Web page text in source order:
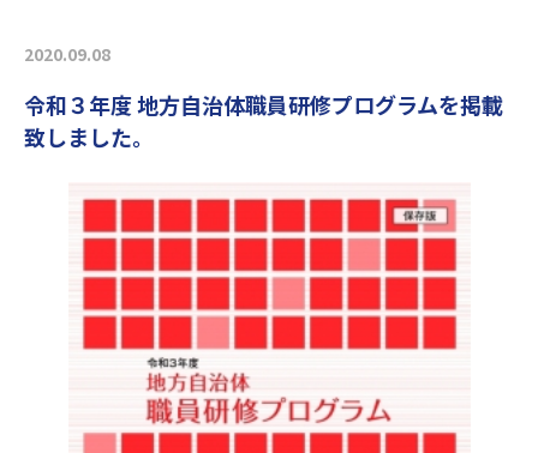
2020.09.08
令和３年度 地方自治体職員研修プログラムを掲載
致しました。